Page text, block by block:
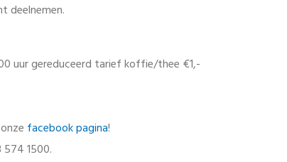
deelnemen.
uur gereduceerd tarief koffie/thee €1,-
facebook pagina!
1500.